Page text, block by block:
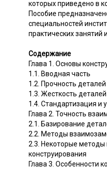
которых приведено в
Пособие
специальностей
практических занятий
Содержание
Глава 1. Основы
1.1. Вводная часть
1.2. Прочность деталей
1.3. Жесткость
1.4. Стандартизация и
Глава 2. Точность
2.1. Базирование
2.2. Методы
2.3. Некоторые методы
конструирования
Глава 3. Особенности